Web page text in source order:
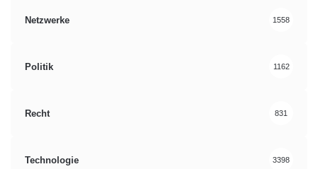
Netzwerke 1558
Politik 1162
Recht 831
Technologie 3398